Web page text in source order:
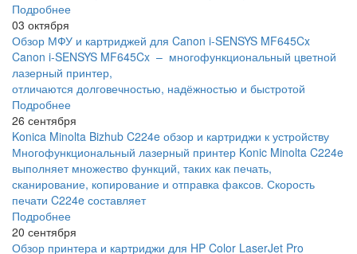
Подробнее
03 октября
Обзор МФУ и картриджей для Canon i-SENSYS MF645Cx
Canon i-SENSYS MF645Cx – многофункциональный цветной
лазерный принтер,
отличаются долговечностью, надёжностью и быстротой
Подробнее
26 сентября
Konica Minolta Bizhub C224e обзор и картриджи к устройству
Многофункциональный лазерный принтер Konic Minolta C224e
выполняет множество функций, таких как печать,
сканирование, копирование и отправка факсов. Скорость
печати C224e составляет
Подробнее
20 сентября
Обзор принтера и картриджи для HP Color LaserJet Pro